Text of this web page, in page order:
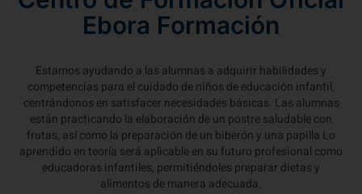
Ebora Formación
Estamos ayudando a las alumnas a adquirir habilidades y
competencias para el cuidado de niños de educación infantil,
centrándonos en satisfacer necesidades básicas. Las alumnas
están practicando la elaboración de un postre saludable con
frutas, así como la preparación de un biberón y una papilla Lo
aprendido en teoría será aplicable en su futuro profesional como
educadoras infantiles, permitiéndoles preparar dietas y
alimentos de manera adecuada.